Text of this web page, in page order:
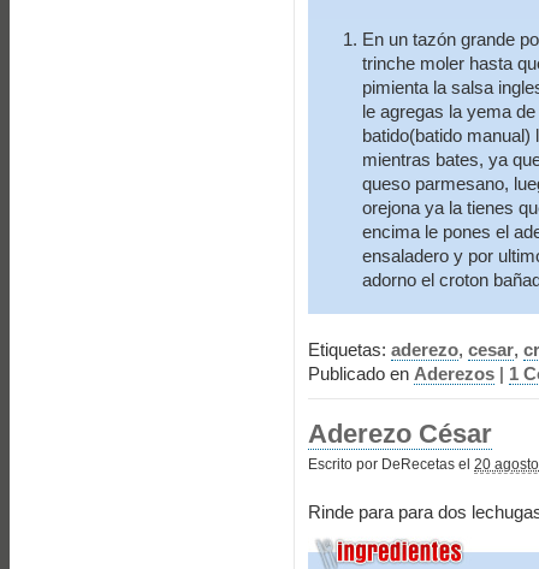
En un tazón grande
trinche moler hasta
pimienta la salsa
le agregas la yema
batido(batido
mientras bates, ya
queso parmesano,
orejona ya la tienes
encima le pones el
ensaladero y por
adorno el croton
Etiquetas: aderezo, cesar,
Publicado en Aderezos | 1
Aderezo César
Escrito por DeRecetas el 20
Rinde para para dos